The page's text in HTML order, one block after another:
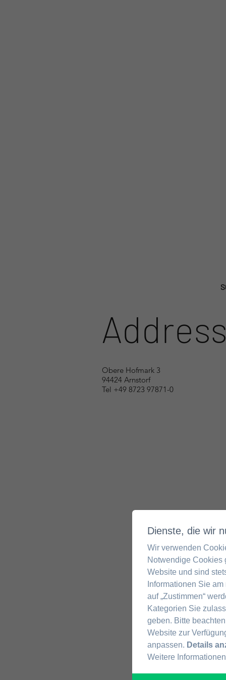
Dienste, die wir
Wir verwenden
Notwendige Cookies
Website und sind
Informationen Sie
auf „Zustimmen“
Kategorien Sie
geben. Bitte
Website zur
anpassen. Details
Weitere
Address
Obere Hofmark 3
94424 Arnstorf
Tel +49 8723 97871-0